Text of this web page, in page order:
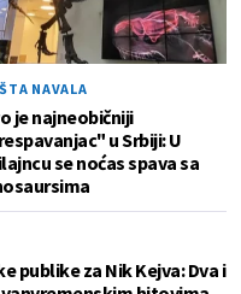
NAVALA
je najneobičniji
u Srbiji: U
se noćas spava sa
publike za Nik Kejva: Dva i